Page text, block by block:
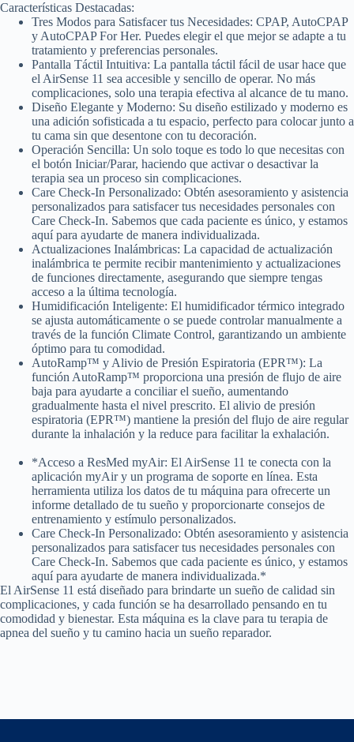
Características Destacadas:
Tres Modos para Satisfacer tus Necesidades: CPAP, AutoCPAP
y AutoCPAP For Her. Puedes elegir el que mejor se adapte a tu
tratamiento y preferencias personales.
Pantalla Táctil Intuitiva: La pantalla táctil fácil de usar hace que
el AirSense 11 sea accesible y sencillo de operar. No más
complicaciones, solo una terapia efectiva al alcance de tu mano.
Diseño Elegante y Moderno: Su diseño estilizado y moderno es
una adición sofisticada a tu espacio, perfecto para colocar junto a
tu cama sin que desentone con tu decoración.
Operación Sencilla: Un solo toque es todo lo que necesitas con
el botón Iniciar/Parar, haciendo que activar o desactivar la
terapia sea un proceso sin complicaciones.
Care Check-In Personalizado: Obtén asesoramiento y asistencia
personalizados para satisfacer tus necesidades personales con
Care Check-In. Sabemos que cada paciente es único, y estamos
aquí para ayudarte de manera individualizada.
Actualizaciones Inalámbricas: La capacidad de actualización
inalámbrica te permite recibir mantenimiento y actualizaciones
de funciones directamente, asegurando que siempre tengas
acceso a la última tecnología.
Humidificación Inteligente: El humidificador térmico integrado
se ajusta automáticamente o se puede controlar manualmente a
través de la función Climate Control, garantizando un ambiente
óptimo para tu comodidad.
AutoRamp™ y Alivio de Presión Espiratoria (EPR™): La
función AutoRamp™ proporciona una presión de flujo de aire
baja para ayudarte a conciliar el sueño, aumentando
gradualmente hasta el nivel prescrito. El alivio de presión
espiratoria (EPR™) mantiene la presión del flujo de aire regular
durante la inhalación y la reduce para facilitar la exhalación.
*Acceso a ResMed myAir: El AirSense 11 te conecta con la
aplicación myAir y un programa de soporte en línea. Esta
herramienta utiliza los datos de tu máquina para ofrecerte un
informe detallado de tu sueño y proporcionarte consejos de
entrenamiento y estímulo personalizados.
Care Check-In Personalizado: Obtén asesoramiento y asistencia
personalizados para satisfacer tus necesidades personales con
Care Check-In. Sabemos que cada paciente es único, y estamos
aquí para ayudarte de manera individualizada.*
El AirSense 11 está diseñado para brindarte un sueño de calidad sin
complicaciones, y cada función se ha desarrollado pensando en tu
comodidad y bienestar. Esta máquina es la clave para tu terapia de
apnea del sueño y tu camino hacia un sueño reparador.